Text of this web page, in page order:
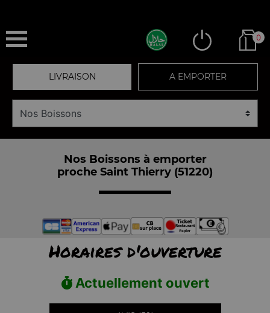
0
LIVRAISON A EMPORTER
Nos Boissons à emporter
proche Saint Thierry (51220)
Horaires d'ouverture
Actuellement ouvert